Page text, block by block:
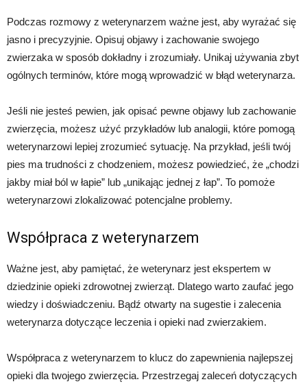
Podczas rozmowy z weterynarzem ważne jest, aby wyrażać się
jasno i precyzyjnie. Opisuj objawy i zachowanie swojego
zwierzaka w sposób dokładny i zrozumiały. Unikaj używania zbyt
ogólnych terminów, które mogą wprowadzić w błąd weterynarza.
Jeśli nie jesteś pewien, jak opisać pewne objawy lub zachowanie
zwierzęcia, możesz użyć przykładów lub analogii, które pomogą
weterynarzowi lepiej zrozumieć sytuację. Na przykład, jeśli twój
pies ma trudności z chodzeniem, możesz powiedzieć, że „chodzi
jakby miał ból w łapie” lub „unikając jednej z łap”. To pomoże
weterynarzowi zlokalizować potencjalne problemy.
Współpraca z weterynarzem
Ważne jest, aby pamiętać, że weterynarz jest ekspertem w
dziedzinie opieki zdrowotnej zwierząt. Dlatego warto zaufać jego
wiedzy i doświadczeniu. Bądź otwarty na sugestie i zalecenia
weterynarza dotyczące leczenia i opieki nad zwierzakiem.
Współpraca z weterynarzem to klucz do zapewnienia najlepszej
opieki dla twojego zwierzęcia. Przestrzegaj zaleceń dotyczących